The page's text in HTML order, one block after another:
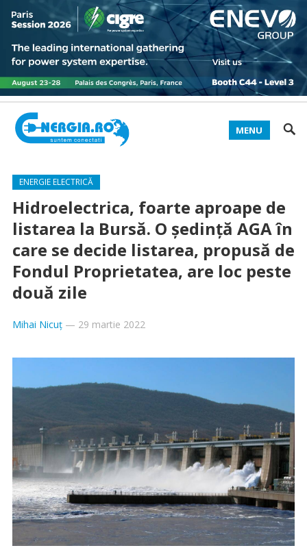
MENU
ENERGIE ELECTRICĂ
Hidroelectrica, foarte aproape de
listarea la Bursă. O ședință AGA în
care se decide listarea, propusă de
Fondul Proprietatea, are loc peste
două zile
Mihai Nicuț— 29 martie 2022